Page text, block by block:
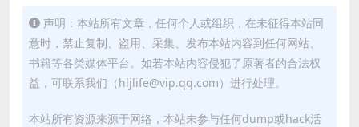
声明：本站所有文章，任何个人或组织，在未征得本站同
意时，禁止复制、盗用、采集、发布本站内容到任何网站、
书籍等各类媒体平台。如若本站内容侵犯了原著者的合法权
益，可联系我们（hljlife@vip.qq.com）进行处理。
本站所有资源来源于网络，本站未参与任何dump或hack活